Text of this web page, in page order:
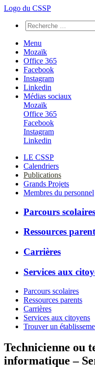
Logo du CSSP
Menu
Mozaïk
Office 365
Facebook
Instagram
Linkedin
Médias sociaux
Mozaïk
Office 365
Facebook
Instagram
Linkedin
LE CSSP
Calendriers
Publications
Grands Projets
Membres du personnel
Parcours scolaires
Ressources
Carrières
Services aux
Parcours scolaires
Ressources parents
Carrières
Services aux citoyens
Trouver un
Technicienne ou
informatique –